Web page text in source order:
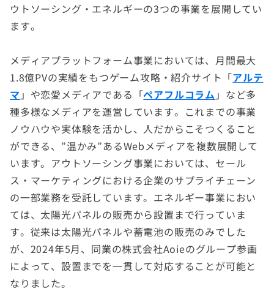
ウトソーシング・エネルギーの3つの事業を展開してい
ます。
メディアプラットフォーム事業においては、月間最大
1.8億PVの実績をもつゲーム攻略・紹介サイト「アルテ
マ 」や恋愛メディアである「ペアフルコラム 」など多
種多様なメディアを運営しています。これまでの事業
ノウハウや実体験を活かし、人だからこそつくること
ができる、”温かみ”あるWebメディアを複数展開して
います。アウトソーシング事業においては、セール
ス・マーケティングにおける企業のサプライチェーン
の一部業務を受託しています。エネルギー事業におい
ては、太陽光パネルの販売から設置まで行っていま
す。従来は太陽光パネルや蓄電池の販売のみでした
が、2024年5月、同業の株式会社Aoieのグループ参画
によって、設置までを一貫して対応することが可能と
なりました。